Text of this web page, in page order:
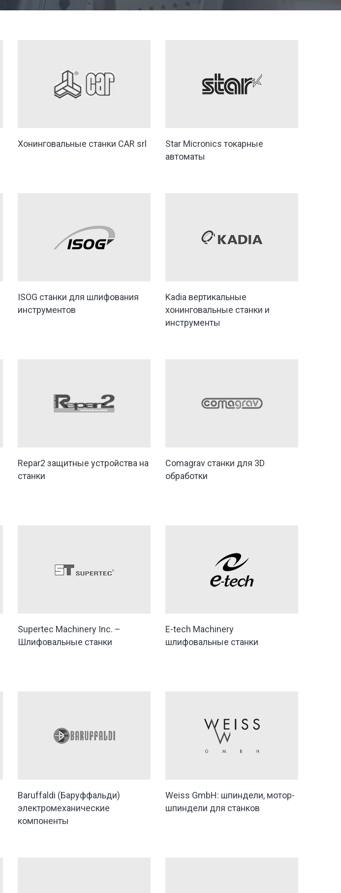
Хонинговальные станки CAR srl
Star Micronics токарные
автоматы
ISOG станки для шлифования
инструментов
Kadia вертикальные
хонинговальные станки и
инструменты
Repar2 защитные устройства на
станки
Comagrav станки для 3D
обработки
Supertec Machinery Inc. –
Шлифовальные станки
E-tech Machinery
шлифовальные станки
Baruffaldi (Баруффальди)
электромеханические
компоненты
Weiss GmbH: шпиндели, мотор-
шпиндели для станков